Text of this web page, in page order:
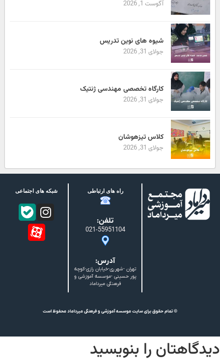
آگوست 1, 2026
شیوه های نوین تدریس
جولای 31, 2026
کارگاه تخصصی مهندسی ژنتیک
جولای 31, 2026
کلاس تیزهوشان
جولای 31, 2026
راه های ارتباطی
تلفن:
021-55951104
آدرس:
تهران -شهرری-خیابان رازی-کوچه
پور حسینی -موسسه آموزشی و
فرهنگی میرداماد
شبکه های اجتماعی
© تمام حقوق برای سایت موسسه آموزشی و فرهنگی میرداماد محفوظ است
دیدگاهتان را بنویسید